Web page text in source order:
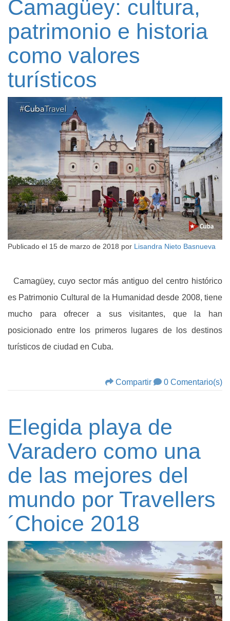
Camagüey: cultura,
patrimonio e historia
como valores
turísticos
Publicado el 15 de marzo de 2018 por Lisandra Nieto Basnueva
Camagüey, cuyo sector más antiguo del centro histórico
es Patrimonio Cultural de la Humanidad desde 2008, tiene
mucho para ofrecer a sus visitantes, que la han
posicionado entre los primeros lugares de los destinos
turísticos de ciudad en Cuba.
Compartir 0 Comentario(s)
Elegida playa de
Varadero como una
de las mejores del
mundo por Travellers
´Choice 2018